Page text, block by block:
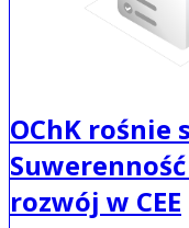
OChK rośnie
rozwój w CEE